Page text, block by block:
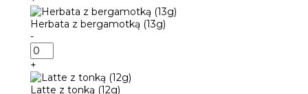
korzenne
(13g)
Herbata z bergamotką (13g)
-
ilość
Herbata
z
bergamotką
+
Latte z tonką (12g)